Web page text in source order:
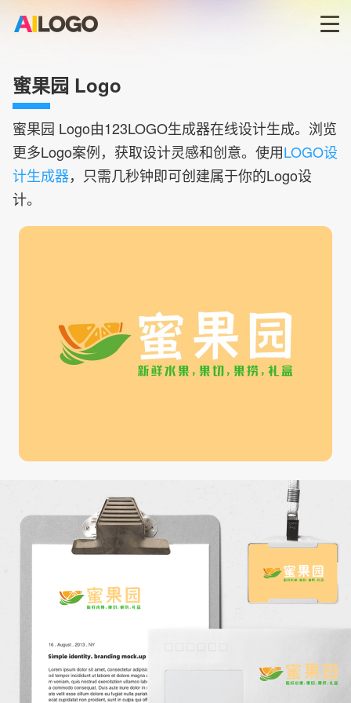
LOGO生成器→
LOGO模板
蜜果园 Logo
蜜果园 Logo由123LOGO生成器在线设计生成。浏览
更多Logo案例，获取设计灵感和创意。使用LOGO设
计生成器，只需几秒钟即可创建属于你的Logo设
计。